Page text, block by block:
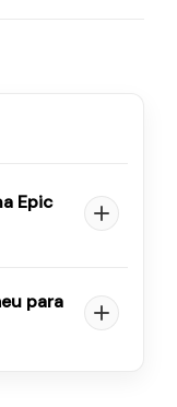
Epic
para